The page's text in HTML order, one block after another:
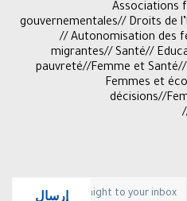
Associations
gouvernementales// Droits de
// Autonomisation des
migrantes// Santé//
pauvreté//Femme et
Femmes et
décisions//
إرسال